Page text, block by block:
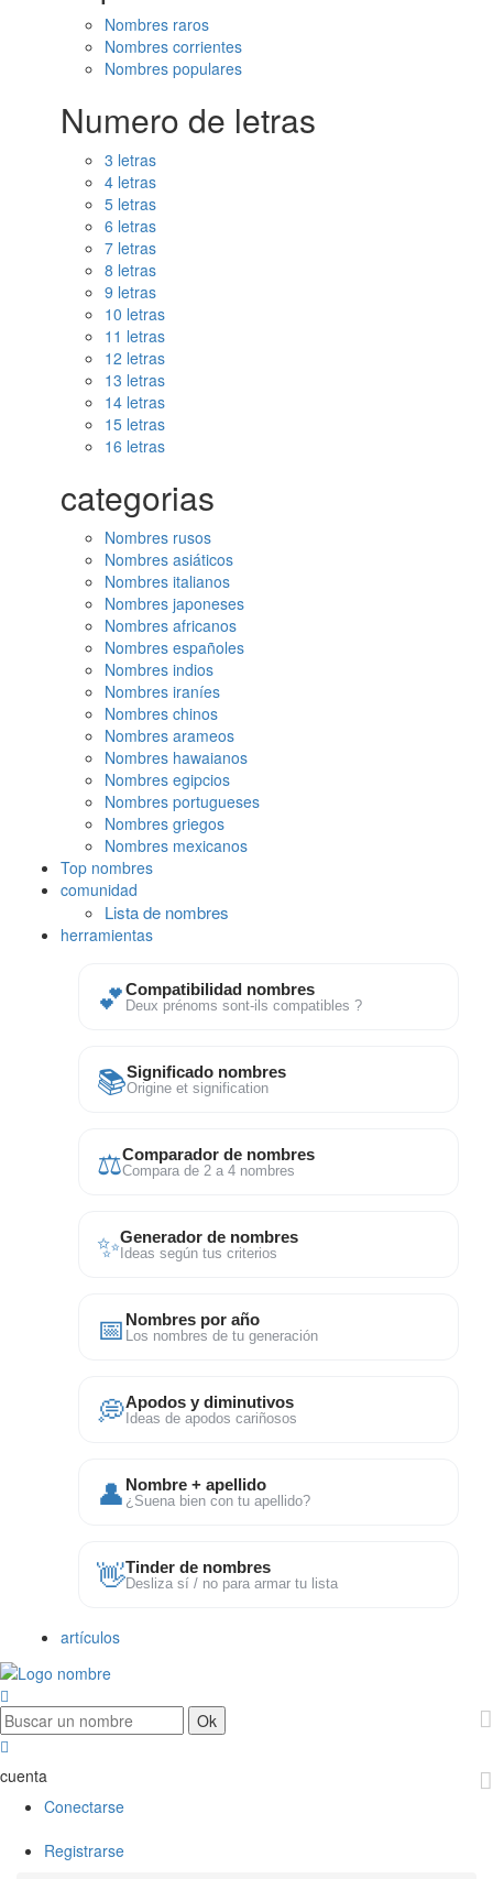
Nombres raros
Nombres corrientes
Nombres populares
Numero de letras
3 letras
4 letras
5 letras
6 letras
7 letras
8 letras
9 letras
10 letras
11 letras
12 letras
13 letras
14 letras
15 letras
16 letras
categorias
Nombres rusos
Nombres asiáticos
Nombres italianos
Nombres japoneses
Nombres africanos
Nombres españoles
Nombres indios
Nombres iraníes
Nombres chinos
Nombres arameos
Nombres hawaianos
Nombres egipcios
Nombres portugueses
Nombres griegos
Nombres mexicanos
Top nombres
comunidad
Lista de nombres
herramientas
💕Compatibilidad nombres
Deux prénoms sont-ils compatibles ?
📚Significado nombres
Origine et signification
⚖Comparador de nombres
Compara de 2 a 4 nombres
✨Generador de nombres
Ideas según tus criterios
📅 Nombres por año
Los nombres de tu generación
💭Apodos y diminutivos
Ideas de apodos cariñosos
👤 Nombre + apellido
¿Suena bien con tu apellido?
👋Tinder de nombres
Desliza sí / no para armar tu lista
artículos
cuenta
Conectarse
Registrarse